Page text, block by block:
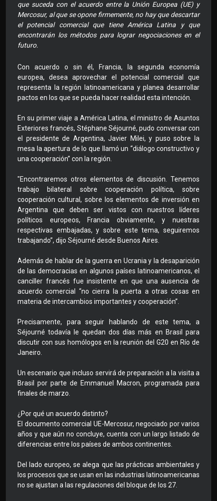
que suceda con el acuerdo entre la Unión Europea (UE) y
Mercosur, al que se opone firmemente, no hay que descartar
el potencial comercial que tiene América Latina y que
encontrarán los métodos para lograr negociaciones en el
futuro.
Con acuerdo o sin él, Francia, la segunda economía
europea, desea aprovechar el potencial comercial que
representa la región latinoamericana y planea desarrollar
pactos en los que se pueda hacer realidad esta intención.
En su primer viaje a América Latina, el ministro de Asuntos
Exteriores francés, Stéphane Séjourné, pudo conversar con
el presidente de Argentina, Javier Milei, y puso sobre la
mesa la apertura de lo que llamó un “diálogo constructivo y
una cooperación” con la región.
"Encontraremos otros elementos de discusión. Tenemos
trabajo bilateral sobre cooperación política, sobre
cooperación cultural, sobre los elementos de inversión en
Argentina que deben ser vistos con nuestros líderes
políticos europeos, Francia obviamente, y nuestras
respectivas embajadas, y sobre este tema, seguiremos
trabajando”, dijo Séjourné desde Buenos Aires.
Además de hablar de la guerra en Ucrania y la desaparición
de las democracias en algunos países latinoamericanos, el
canciller francés fue insistente en que una ausencia de
acuerdo comercial “no cierra la puerta a otras cosas en
materia de intercambios importantes y cooperación”.
Precisamente, para seguir hablando de este tema, a
Séjourné todavía le quedan dos días más en Brasil para
discutir con sus homólogos en la reunión del G20 en Río de
Janeiro.
Un escenario que incluso servirá de preparación a la visita a
Brasil por parte de Emmanuel Macron, programada para
finales de marzo.
¿Por qué un acuerdo distinto?
El documento comercial UE-Mercosur, negociado por varios
años y que aún no concluye, cuenta con un largo listado de
diferencias entre los países de ambos continentes.
Del lado europeo, se alega que las prácticas ambientales y
los procesos que se usan en las industrias latinoamericanas
no se ajustan a las regulaciones del bloque de los 27.